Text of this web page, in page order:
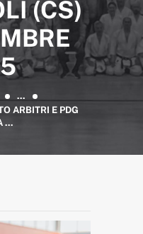
(CS)
...
ARBITRI E PDG
...